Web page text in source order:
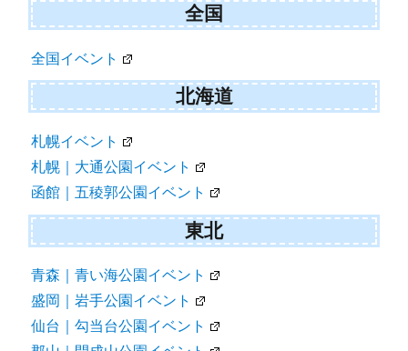
ョ
ン
全国
全国イベント
北海道
札幌イベント
札幌｜大通公園イベント
函館｜五稜郭公園イベント
東北
青森｜青い海公園イベント
盛岡｜岩手公園イベント
仙台｜勾当台公園イベント